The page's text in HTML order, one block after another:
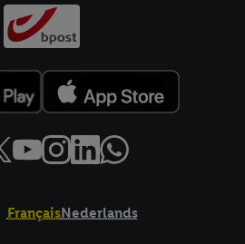
FrançaisNederlands